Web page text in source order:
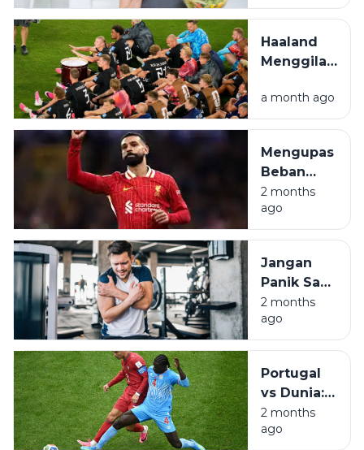
Simak
Sarapan
Simpel
Haaland
Menggila
Jersey,
Norwegia
Tiket 32
Besar
a month ago
Mengupas
Beban
Berat di
Pundak
Mohamed
untuk
Mesir
2 months
ago
Jangan
Panik Saat
Otot Kaku,
Pahami
DOMS
Olahraga
2 months
ago
Portugal
vs Dunia:
Saat
Konser
2 months
ago